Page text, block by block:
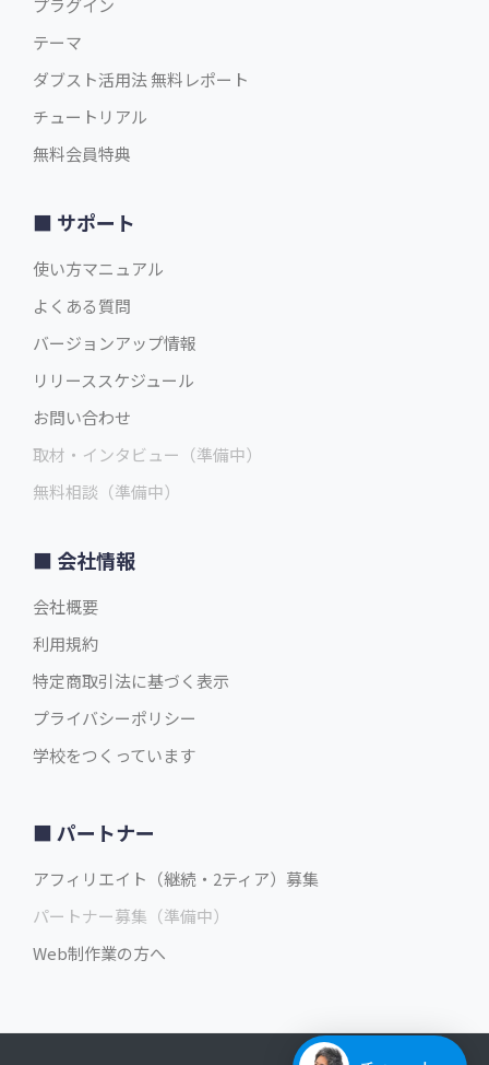
テーマ
ダブスト活用法 無料レポート
チュートリアル
無料会員特典
サポート
使い方マニュアル
よくある質問
バージョンアップ情報
リリーススケジュール
お問い合わせ
取材・インタビュー（準備中）
無料相談（準備中）
会社情報
会社概要
利用規約
特定商取引法に基づく表示
プライバシーポリシー
学校をつくっています
パートナー
アフィリエイト（継続・2ティア）募集
パートナー募集（準備中）
Web制作業の方へ